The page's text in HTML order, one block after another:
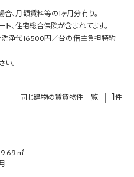
、月額賃料等の1ヶ月分有り。
、住宅総合保険が含まれてます。
洗浄代16500円／台の借主負担特約
。
同じ建物の賃貸物件一覧 1件
㎡